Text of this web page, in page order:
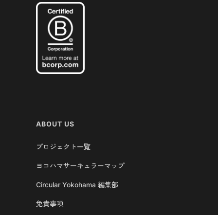
ABOUT US
プロジェクト一覧
ヨコハマサーキュラーマップ
Circular Yokohama 編集部
免責事項